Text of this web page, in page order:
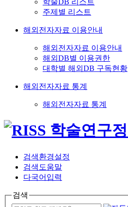
학술DB 리스트
주제별 리스트
해외전자자료 이용안내
해외전자자료 이용안내
해외DB별 이용권한
대학별 해외DB 구독현황
해외전자자료 통계
해외전자자료 통계
검색환경설정
검색도움말
다국어입력
검색